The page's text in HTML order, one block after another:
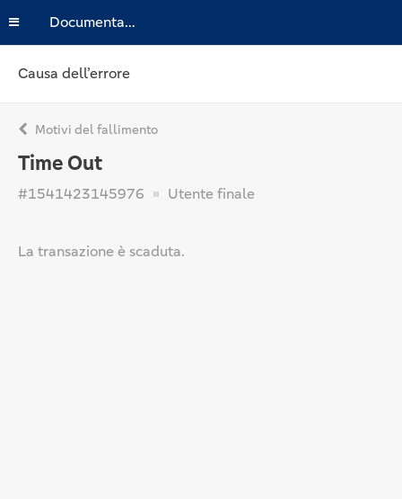
Documentazione
Causa dell’errore
Motivi del fallimento
Time Out
#1541423145976 Utente finale
La transazione è scaduta.